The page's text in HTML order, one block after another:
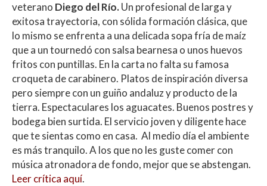
veterano Diego del Río.Un profesional de larga y
exitosa trayectoria, con sólida formación clásica, que
lo mismo se enfrenta a una delicada sopa fría de maíz
que a un tournedó con salsa bearnesa o unos huevos
fritos con puntillas. En la carta no falta su famosa
croqueta de carabinero. Platos de inspiración diversa
pero siempre con un guiño andaluz y producto de la
tierra. Espectaculares los aguacates. Buenos postres y
bodega bien surtida. El servicio joven y diligente hace
que te sientas como en casa. Al medio día el ambiente
es más tranquilo. A los que no les guste comer con
música atronadora de fondo, mejor que se abstengan.
Leer crítica aquí.